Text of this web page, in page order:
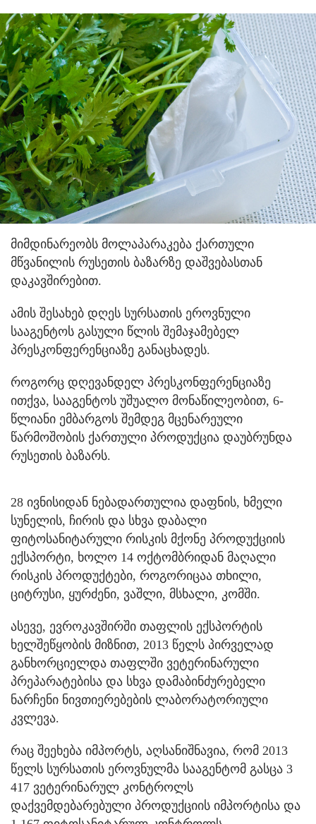
მიმდინარეობს მოლაპარაკება ქართული
მწვანილის რუსეთის ბაზარზე დაშვებასთან
დაკავშირებით.
ამის შესახებ დღეს სურსათის ეროვნული
სააგენტოს გასული წლის შემაჯამებელ
პრესკონფერენციაზე განაცხადეს.
როგორც დღევანდელ პრესკონფერენციაზე
ითქვა, სააგენტოს უშუალო მონაწილეობით, 6-
წლიანი ემბარგოს შემდეგ მცენარეული
წარმოშობის ქართული პროდუქცია დაუბრუნდა
რუსეთის ბაზარს.
28 ივნისიდან ნებადართულია დაფნის, ხმელი
სუნელის, ჩირის და სხვა დაბალი
ფიტოსანიტარული რისკის მქონე პროდუქციის
ექსპორტი, ხოლო 14 ოქტომბრიდან მაღალი
რისკის პროდუქტები, როგორიცაა თხილი,
ციტრუსი, ყურძენი, ვაშლი, მსხალი, კომში.
ასევე, ევროკავშირში თაფლის ექსპორტის
ხელშეწყობის მიზნით, 2013 წელს პირველად
განხორციელდა თაფლში ვეტერინარული
პრეპარატებისა და სხვა დამაბინძურებელი
ნარჩენი ნივთიერებების ლაბორატორიული
კვლევა.
რაც შეეხება იმპორტს, აღსანიშნავია, რომ 2013
წელს სურსათის ეროვნულმა სააგენტომ გასცა 3
417 ვეტერინარულ კონტროლს
დაქვემდებარებული პროდუქციის იმპორტისა და